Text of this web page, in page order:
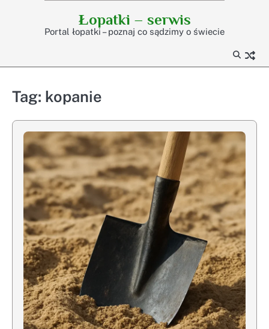
Łopatki – serwis
Portal łopatki – poznaj co sądzimy o świecie
Tag: kopanie